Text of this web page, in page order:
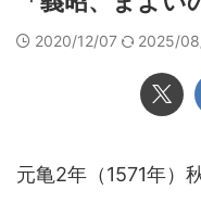
2020/12/07 2025/
元亀2年（1571年）